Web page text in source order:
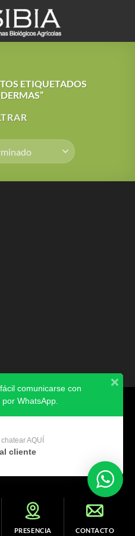
ETIQUETADOS
PRESENCIA CONTACTO
comunicarse con
WhatsApp.
AQUÍ
cliente